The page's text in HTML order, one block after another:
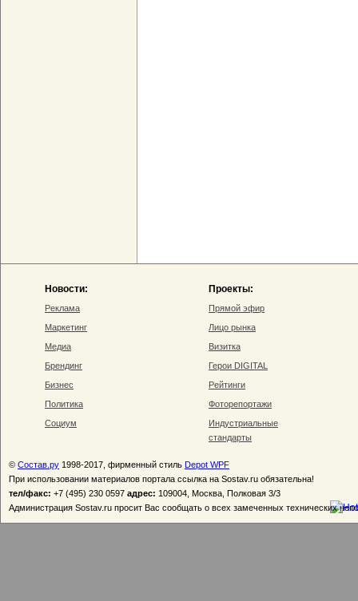
Новости:
Реклама
Маркетинг
Медиа
Брендинг
Бизнес
Политика
Социум
Проекты:
Прямой эфир
Лицо рынка
Визитка
Герои DIGITAL
Рейтинги
Фоторепортажи
Индустриальные
стандарты
© Состав.ру 1998-2017, фирменный стиль Depot WPF
При использовании материалов портала ссылка на Sostav.ru обязательна!
тел/факс: +7 (495) 230 0597 адрес: 109004, Москва, Полковая 3/3
Администрация Sostav.ru просит Вас сообщать о всех замеченных технических